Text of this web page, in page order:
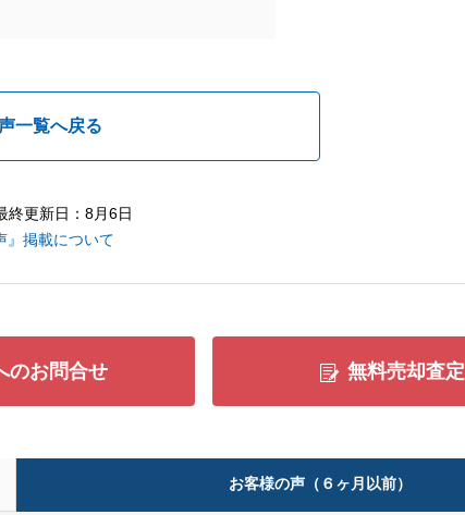
一覧へ戻る
終更新日：8月6日
』掲載について
のお問合せ 無料売却査定
お客様の声（６ヶ月以前）